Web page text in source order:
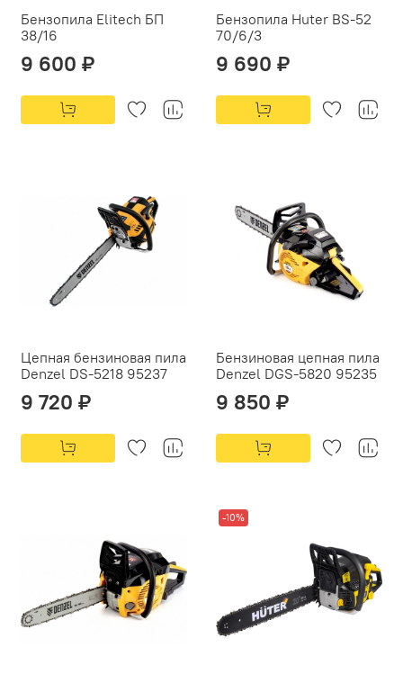
Бензопила Elitech БП
38/16
9 600 ₽
Бензопила Huter BS-52
70/6/3
9 690 ₽
Цепная бензиновая пила
Denzel DS-5218 95237
9 720 ₽
Бензиновая цепная пила
Denzel DGS-5820 95235
9 850 ₽
-10%